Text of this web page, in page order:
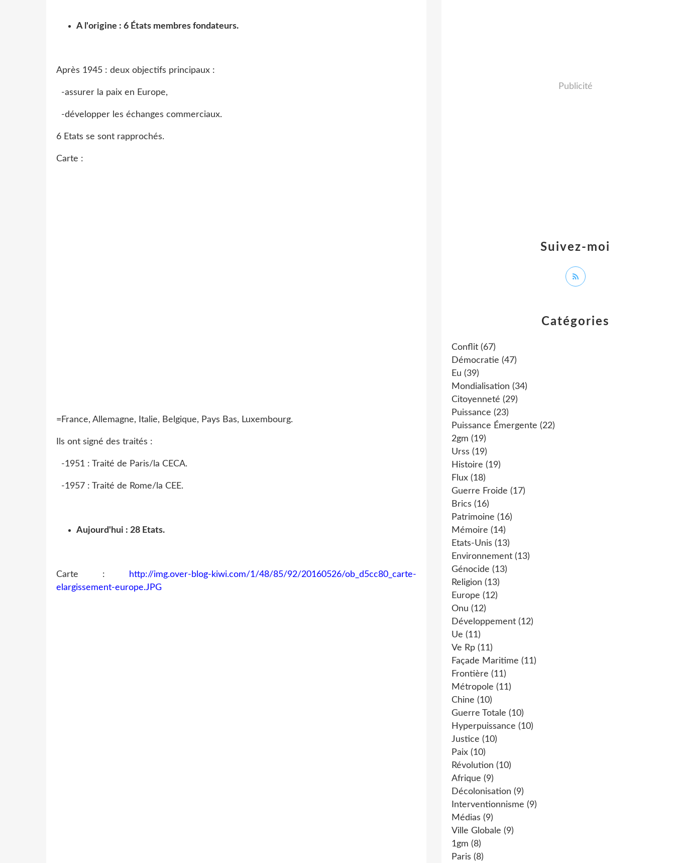
A l'origine : 6 États membres fondateurs.
Après 1945 : deux objectifs principaux :
-assurer la paix en Europe,
-développer les échanges commerciaux.
6 Etats se sont rapprochés.
Carte :
=France, Allemagne, Italie, Belgique, Pays Bas, Luxembourg.
Ils ont signé des traités :
-1951 : Traité de Paris/la CECA.
-1957 : Traité de Rome/la CEE.
Aujourd'hui : 28 Etats.
Carte :
http://img.over-blog-kiwi.com/1/48/85/92/20160526/ob_d5cc80_carte-
elargissement-europe.JPG
Catégories
Conflit (67)
Démocratie (47)
Eu (39)
Mondialisation (34)
Citoyenneté (29)
Puissance (23)
Puissance Émergente (22)
2gm (19)
Urss (19)
Histoire (19)
Flux (18)
Guerre Froide (17)
Brics (16)
Patrimoine (16)
Mémoire (14)
Etats-Unis (13)
Environnement (13)
Génocide (13)
Religion (13)
Europe (12)
Onu (12)
Développement (12)
Ue (11)
Ve Rp (11)
Façade Maritime (11)
Frontière (11)
Métropole (11)
Chine (10)
Guerre Totale (10)
Hyperpuissance (10)
Justice (10)
Paix (10)
Révolution (10)
Afrique (9)
Décolonisation (9)
Interventionnisme (9)
Médias (9)
Ville Globale (9)
1gm (8)
Paris (8)
Suivez-moi
Publicité